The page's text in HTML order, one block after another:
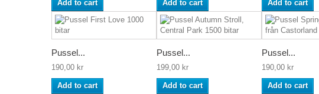
Add to cart Add to cart Add to cart
Pussel...
190,00 kr
Add to cart
Pussel...
199,00 kr
Add to cart
Pussel...
190,00 kr
Add to cart